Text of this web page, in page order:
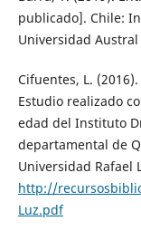
publicado]. Chile:
Universidad Austral
Cifuentes, L.
Estudio realizado
edad del Instituto
departamental de
Universidad Rafael
http://
Luz.pdf